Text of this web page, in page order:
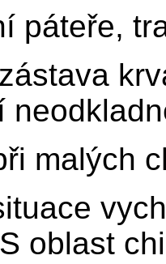
páteře,
malých
oblast